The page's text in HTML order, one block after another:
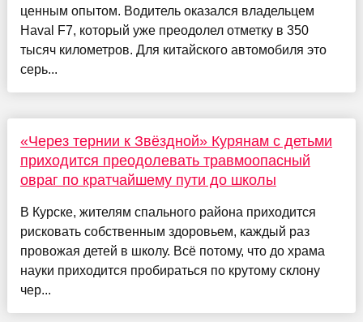
ценным опытом. Водитель оказался владельцем
Haval F7, который уже преодолел отметку в 350
тысяч километров. Для китайского автомобиля это
серь...
«Через тернии к Звёздной» Курянам с детьми
приходится преодолевать травмоопасный
овраг по кратчайшему пути до школы
В Курске, жителям спального района приходится
рисковать собственным здоровьем, каждый раз
провожая детей в школу. Всё потому, что до храма
науки приходится пробираться по крутому склону
чер...